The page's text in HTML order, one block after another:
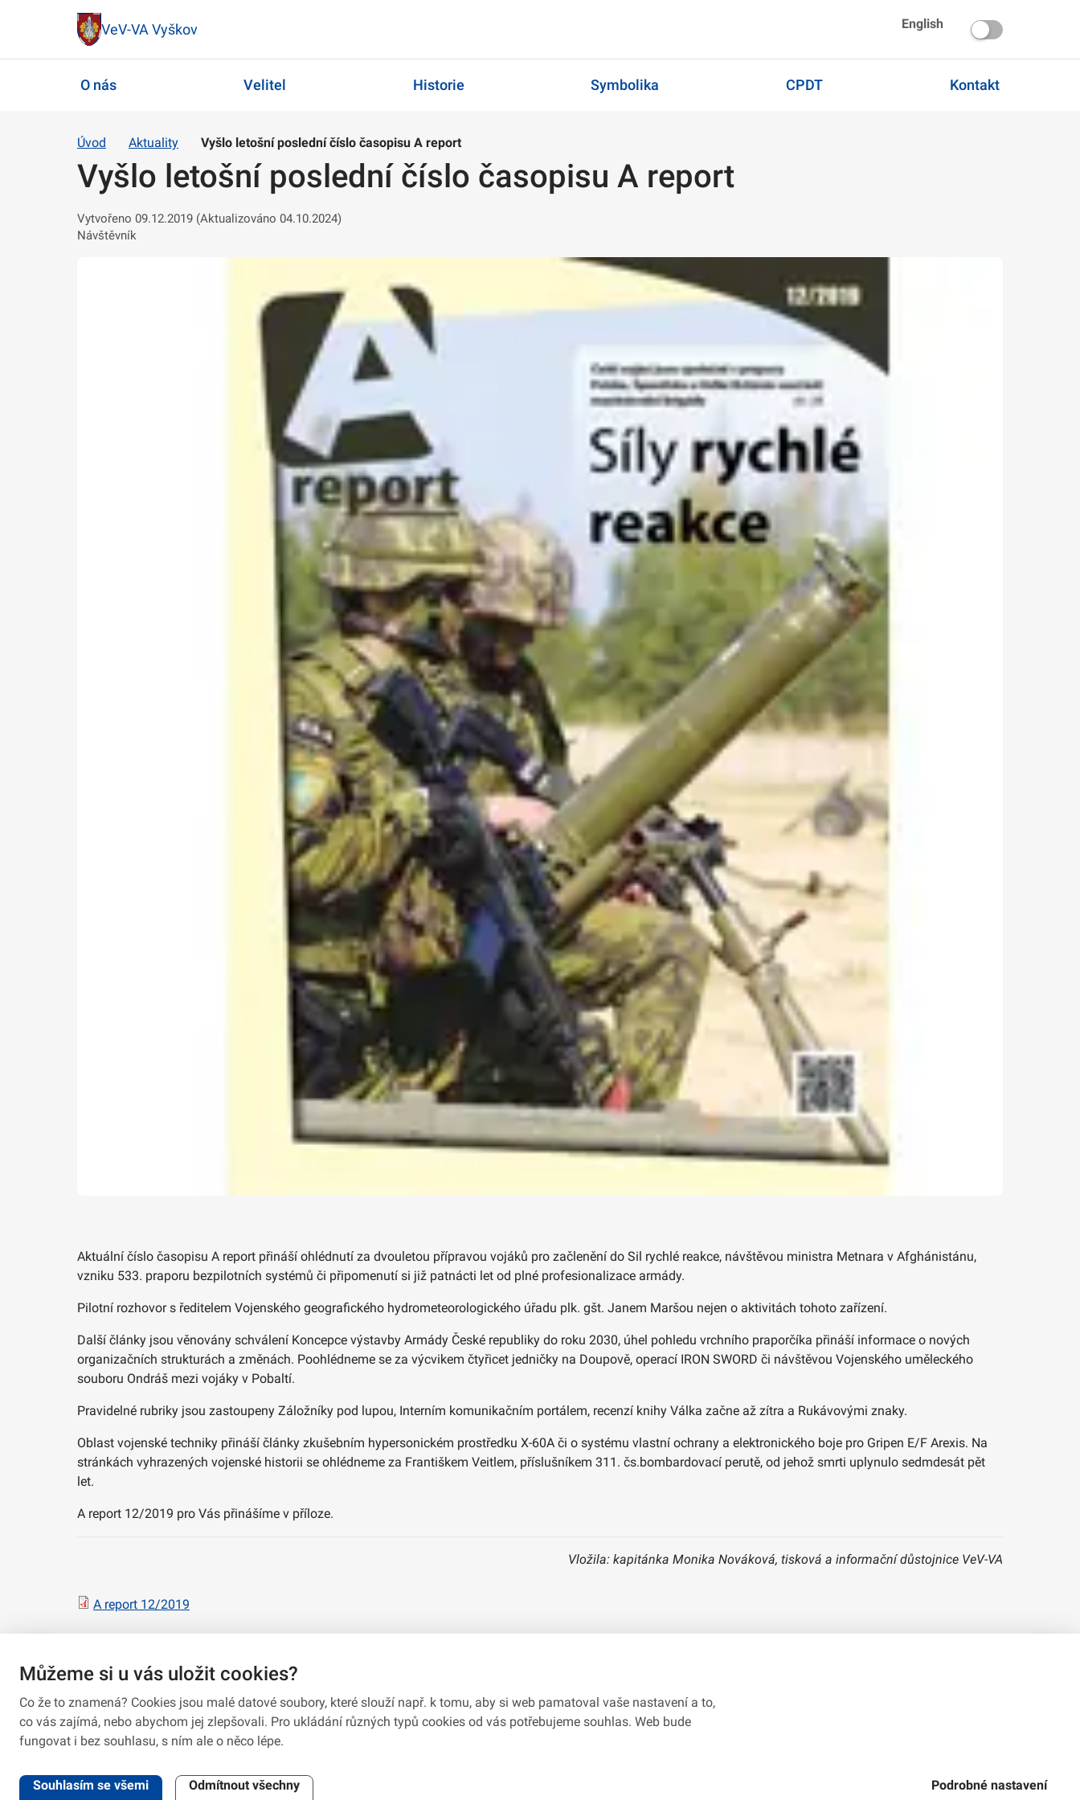
VeV-VA Vyškov English
O nás Velitel Historie Symbolika CPDT Kontakt
Úvod Aktuality Vyšlo letošní poslední číslo časopisu A report
Vyšlo letošní poslední číslo časopisu A report
Vytvořeno 09.12.2019 (Aktualizováno 04.10.2024)
Návštěvník
Aktuální číslo časopisu A report přináší ohlédnutí za dvouletou přípravou vojáků pro začlenění do Sil rychlé reakce, návštěvou ministra Metnara v Afghánistánu,
vzniku 533. praporu bezpilotních systémů či připomenutí si již patnácti let od plné profesionalizace armády.
Pilotní rozhovor s ředitelem Vojenského geografického hydrometeorologického úřadu plk. gšt. Janem Maršou nejen o aktivitách tohoto zařízení.
Další články jsou věnovány schválení Koncepce výstavby Armády České republiky do roku 2030, úhel pohledu vrchního praporčíka přináší informace o nových
organizačních strukturách a změnách. Poohlédneme se za výcvikem čtyřicet jedničky na Doupově, operací IRON SWORD či návštěvou Vojenského uměleckého
souboru Ondráš mezi vojáky v Pobaltí.
Pravidelné rubriky jsou zastoupeny Záložníky pod lupou, Interním komunikačním portálem, recenzí knihy Válka začne až zítra a Rukávovými znaky.
Oblast vojenské techniky přináší články zkušebním hypersonickém prostředku X-60A či o systému vlastní ochrany a elektronického boje pro Gripen E/F Arexis. Na
stránkách vyhrazených vojenské historii se ohlédneme za Františkem Veitlem, příslušníkem 311. čs.bombardovací perutě, od jehož smrti uplynulo sedmdesát pět
let.
A report 12/2019 pro Vás přinášíme v příloze.
Vložila: kapitánka Monika Nováková, tisková a informační důstojnice VeV-VA
A report 12/2019
2026 © VeV-VA Vyškov • Informace jsou poskytovány v souladu se zákonem č.
Můžeme si u vás uložit cookies?
Co že to znamená? Cookies jsou malé datové soubory, které slouží např. k tomu, aby si web pamatoval vaše nastavení a to,
co vás zajímá, nebo abychom jej zlepšovali. Pro ukládání různých typů cookies od vás potřebujeme souhlas. Web bude
fungovat i bez souhlasu, s ním ale o něco lépe.
Souhlasím se všemi Odmítnout všechny Podrobné nastavení